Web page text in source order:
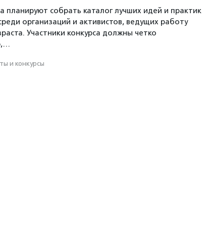
планируют собрать каталог лучших идей и практик
организаций и активистов, ведущих работу
Участники конкурса должны четко
и конкурсы